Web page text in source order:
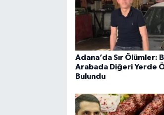
Adana’da Sır Ölümler:
Arabada Diğeri Yerde
Bulundu